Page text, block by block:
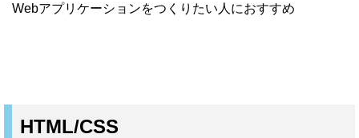
Webアプリケーションをつくりたい人におすすめ
HTML/CSS